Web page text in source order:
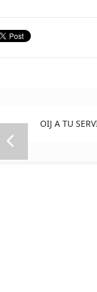
OIJ A TU